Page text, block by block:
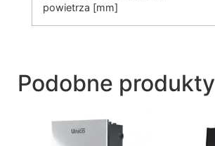
powietrza [mm]
Podobne produkty